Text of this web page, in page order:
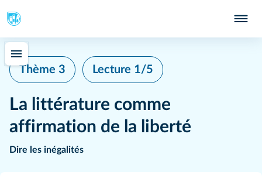
Thème 3 Lecture 1/5
La littérature comme
affirmation de la liberté
Dire les inégalités